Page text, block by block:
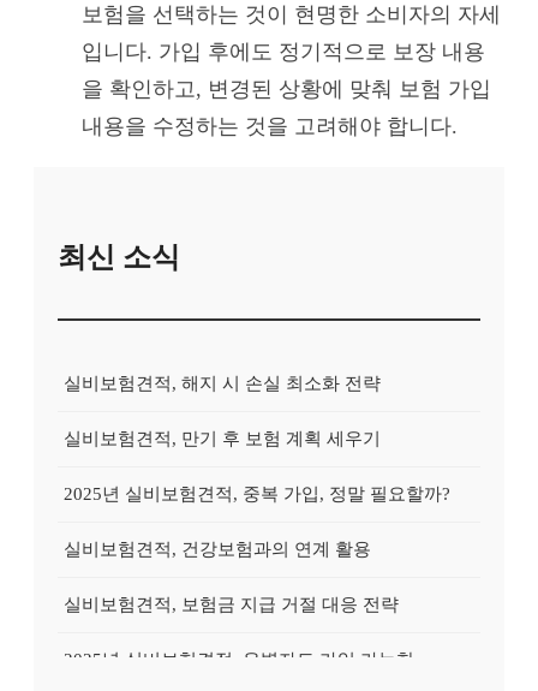
보험을 선택하는 것이 현명한 소비자의 자세
입니다. 가입 후에도 정기적으로 보장 내용
을 확인하고, 변경된 상황에 맞춰 보험 가입
내용을 수정하는 것을 고려해야 합니다.
최신 소식
실비보험견적, 해지 시 손실 최소화 전략
실비보험견적, 만기 후 보험 계획 세우기
2025년 실비보험견적, 중복 가입, 정말 필요할까?
실비보험견적, 건강보험과의 연계 활용
실비보험견적, 보험금 지급 거절 대응 전략